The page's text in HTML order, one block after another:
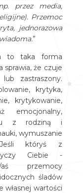
przez media,
Przemoc
jednorazowa
”
to taka forma
sprawia, że czuje
zastraszony.
krytyka,
krytykowanie,
emocjonalny,
z rodziną i
wymuszanie
któryś z
Ciebie -
aś przemocy
śladów
własnej wartości